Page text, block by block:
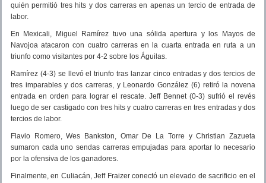
quién permitió tres hits y dos carreras en apenas un tercio de entrada de
labor.
En Mexicali, Miguel Ramírez tuvo una sólida apertura y los Mayos de
Navojoa atacaron con cuatro carreras en la cuarta entrada en ruta a un
triunfo como visitantes por 4-2 sobre los Águilas.
Ramírez (4-3) se llevó el triunfo tras lanzar cinco entradas y dos tercios de
tres imparables y dos carreras, y Leonardo González (6) retiró la novena
entrada en orden para lograr el rescate. Jeff Bennet (0-3) sufrió el revés
luego de ser castigado con tres hits y cuatro carreras en tres entradas y dos
tercios de labor.
Flavio Romero, Wes Bankston, Omar De La Torre y Christian Zazueta
sumaron cada uno sendas carreras empujadas para aportar lo necesario
por la ofensiva de los ganadores.
Finalmente, en Culiacán, Jeff Fraizer conectó un elevado de sacrificio en el